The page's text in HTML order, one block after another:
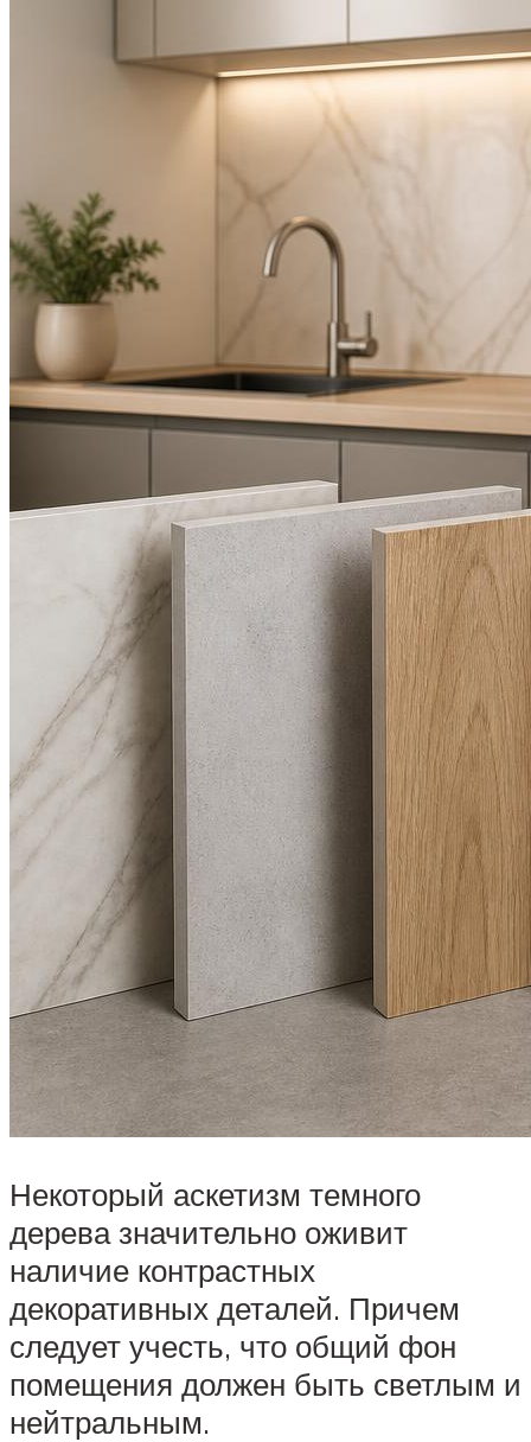
Некоторый аскетизм темного
дерева значительно оживит
наличие контрастных
декоративных деталей. Причем
следует учесть, что общий фон
помещения должен быть светлым и
нейтральным.